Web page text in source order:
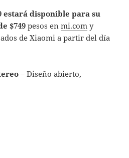
estará disponible para su
$749pesos enmi.com y
de Xiaomi a partir del día
– Diseño abierto,